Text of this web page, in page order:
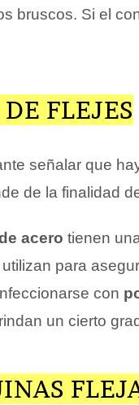
bruscos. Si el
FLEJES
señalar que
de la finalidad
acero tienen
para
con
un cierto